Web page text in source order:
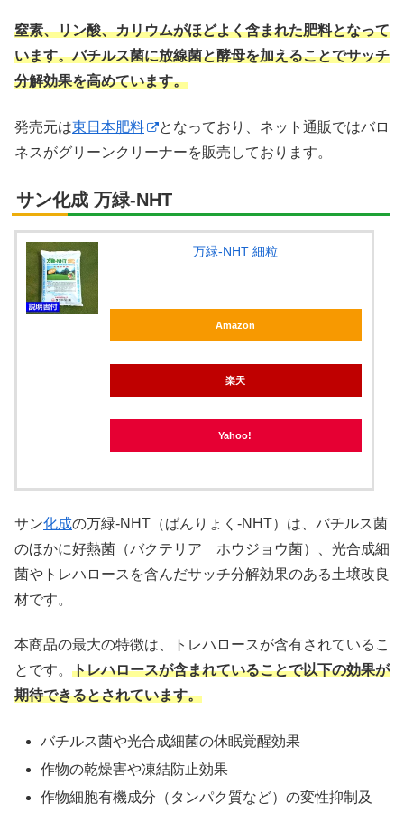
窒素、リン酸、カリウムがほどよく含まれた肥料となって
います。バチルス菌に放線菌と酵母を加えることでサッチ
分解効果を高めています。
発売元は東日本肥料
となっており、ネット通販ではバロ
ネスがグリーンクリーナーを販売しております。
サン化成 万緑-NHT
万緑-NHT 細粒
Amazon
楽天
Yahoo!
サン化成の万緑-NHT（ばんりょく-NHT）は、バチルス菌
のほかに好熱菌（バクテリア ホウジョウ菌）、光合成細
菌やトレハロースを含んだサッチ分解効果のある土壌改良
材です。
本商品の最大の特徴は、トレハロースが含有されているこ
とです。 トレハロースが含まれていることで以下の効果が
期待できるとされています。
バチルス菌や光合成細菌の休眠覚醒効果
作物の乾燥害や凍結防止効果
作物細胞有機成分（タンパク質など）の変性抑制及